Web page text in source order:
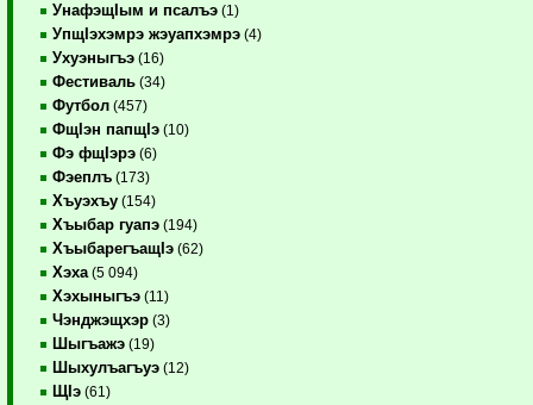
УнафэщIым и псалъэ (1)
УпщIэхэмрэ жэуапхэмрэ (4)
Ухуэныгъэ (16)
Фестиваль (34)
Футбол (457)
ФщIэн папщIэ (10)
Фэ фщIэрэ (6)
Фэеплъ (173)
Хъуэхъу (154)
Хъыбар гуапэ (194)
ХъыбарегъащIэ (62)
Хэха (5 094)
Хэхыныгъэ (11)
Чэнджэщхэр (3)
Шыгъажэ (19)
Шыхулъагъуэ (12)
ЩIэ (61)